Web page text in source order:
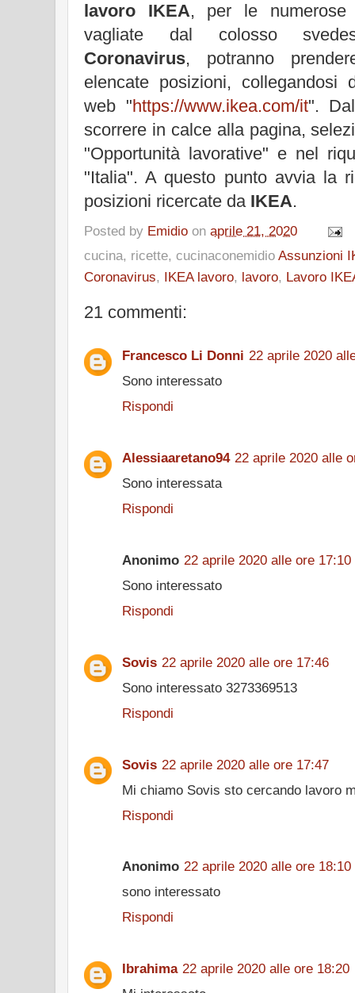
lavoro IKEA, per le numerose
vagliate dal colosso
Coronavirus, potranno
elencate posizioni, collegandosi
web "https://www.ikea.com/it".
scorrere in calce alla pagina,
"Opportunità lavorative" e nel
"Italia". A questo punto avvia la
posizioni ricercate da IKEA.
Posted by Emidio on aprile 21, 2020
cucina, ricette, cucinaconemidio Assunzioni
Coronavirus, IKEA lavoro, lavoro, Lavoro
21 commenti:
Francesco Li Donni 22 aprile 2020
Sono interessato
Rispondi
Alessiaaretano94 22 aprile 2020 alle
Sono interessata
Rispondi
Anonimo 22 aprile 2020 alle ore 17:10
Sono interessato
Rispondi
Sovis 22 aprile 2020 alle ore 17:46
Sono interessato 3273369513
Rispondi
Sovis 22 aprile 2020 alle ore 17:47
Mi chiamo Sovis sto cercando lavoro
Rispondi
Anonimo 22 aprile 2020 alle ore 18:10
sono interessato
Rispondi
Ibrahima 22 aprile 2020 alle ore 18:20